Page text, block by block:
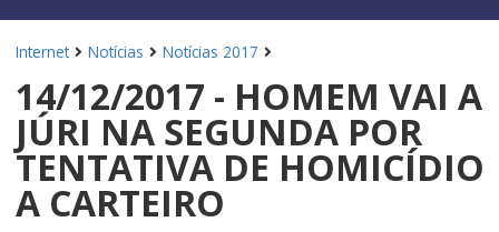
Internet Notícias Notícias 2017
14/12/2017 - HOMEM VAI A
JÚRI NA SEGUNDA POR
TENTATIVA DE HOMICÍDIO
A CARTEIRO